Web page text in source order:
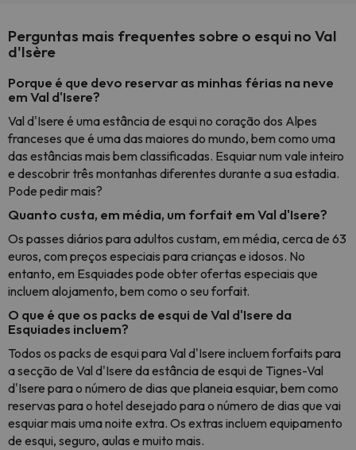
Perguntas mais frequentes sobre o esqui no Val
d'Isère
Porque é que devo reservar as minhas férias na neve
em Val d'Isere?
Val d'Isere é uma estância de esqui no coração dos Alpes
franceses que é uma das maiores do mundo, bem como uma
das estâncias mais bem classificadas. Esquiar num vale inteiro
e descobrir três montanhas diferentes durante a sua estadia.
Pode pedir mais?
Quanto custa, em média, um forfait em Val d'Isere?
Os passes diários para adultos custam, em média, cerca de 63
euros, com preços especiais para crianças e idosos. No
entanto, em Esquiades pode obter ofertas especiais que
incluem alojamento, bem como o seu forfait.
O que é que os packs de esqui de Val d'Isere da
Esquiades incluem?
Todos os packs de esqui para Val d'Isere incluem forfaits para
a secção de Val d'Isere da estância de esqui de Tignes-Val
d'Isere para o número de dias que planeia esquiar, bem como
reservas para o hotel desejado para o número de dias que vai
esquiar mais uma noite extra. Os extras incluem equipamento
de esqui, seguro, aulas e muito mais.